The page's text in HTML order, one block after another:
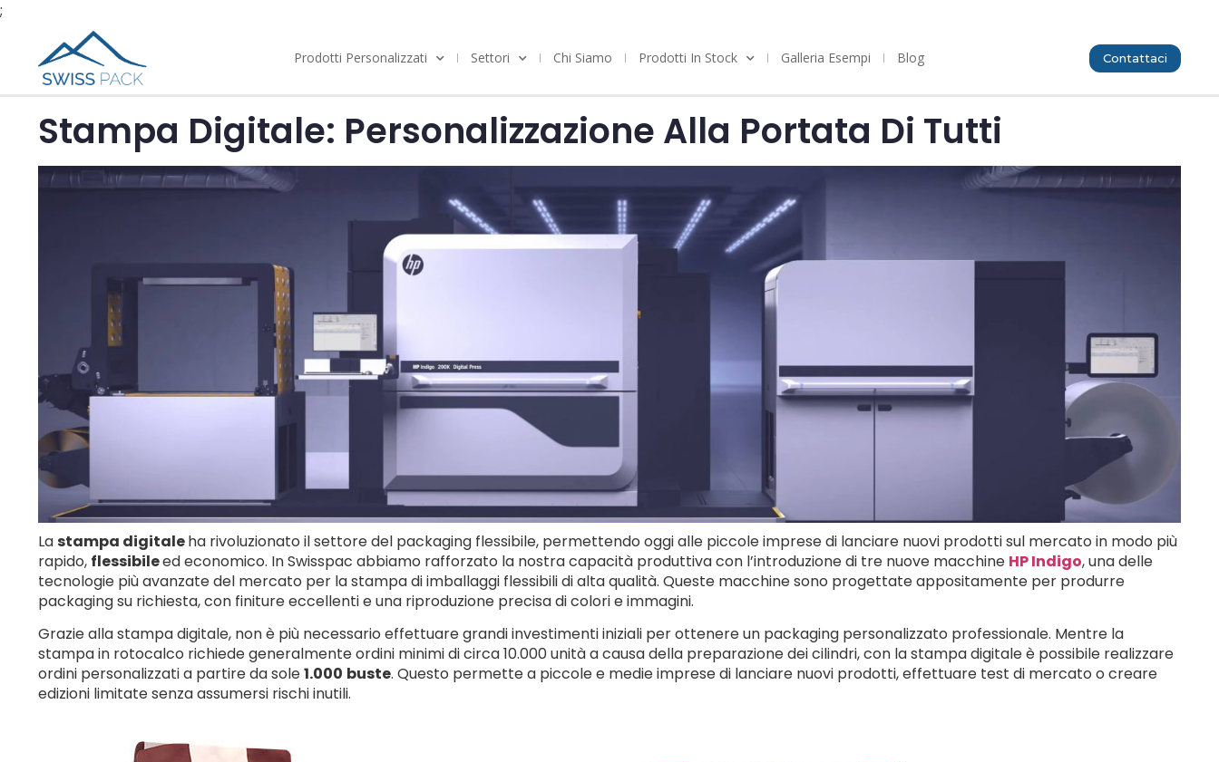
;
Prodotti Personalizzati Settori Chi Siamo Prodotti In Stock Galleria Esempi Blog Contattaci
Stampa Digitale: Personalizzazione Alla Portata Di Tutti
La stampa digitaleha rivoluzionato il settore del packaging flessibile, permettendo oggi alle piccole imprese di lanciare nuovi prodotti sul mercato in modo più
rapido, flessibileed economico. In Swisspac abbiamo rafforzato la nostra capacità produttiva con l’introduzione di tre nuove macchine HP Indigo, una delle
tecnologie più avanzate del mercato per la stampa di imballaggi flessibili di alta qualità. Queste macchine sono progettate appositamente per produrre
packaging su richiesta, con finiture eccellenti e una riproduzione precisa di colori e immagini.
Grazie alla stampa digitale, non è più necessario effettuare grandi investimenti iniziali per ottenere un packaging personalizzato professionale. Mentre la
stampa in rotocalco richiede generalmente ordini minimi di circa 10.000 unità a causa della preparazione dei cilindri, con la stampa digitale è possibile realizzare
ordini personalizzati a partire da sole1.000 buste. Questo permette a piccole e medie imprese di lanciare nuovi prodotti, effettuare test di mercato o creare
edizioni limitate senza assumersi rischi inutili.